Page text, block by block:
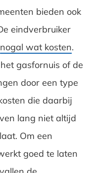
bieden ook
eindverbruiker
nogal wat kosten.
gasfornuis of de
door een type
die daarbij
lang niet altijd
Om een
goed te laten